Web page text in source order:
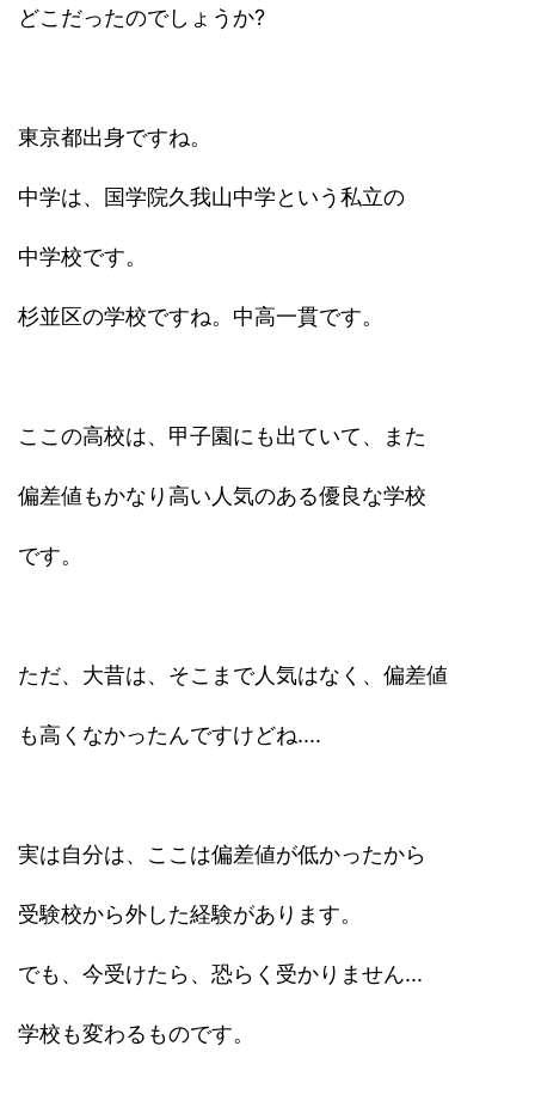
どこだったのでしょうか?
東京都出身ですね。
中学は、国学院久我山中学という私立の
中学校です。
杉並区の学校ですね。中高一貫です。
ここの高校は、甲子園にも出ていて、また
偏差値もかなり高い人気のある優良な学校
です。
ただ、大昔は、そこまで人気はなく、偏差値
も高くなかったんですけどね....
実は自分は、ここは偏差値が低かったから
受験校から外した経験があります。
でも、今受けたら、恐らく受かりません...
学校も変わるものです。